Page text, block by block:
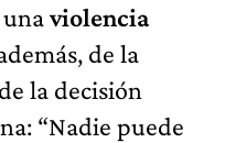
unaviolencia
de la
la decisión
“Nadie puede